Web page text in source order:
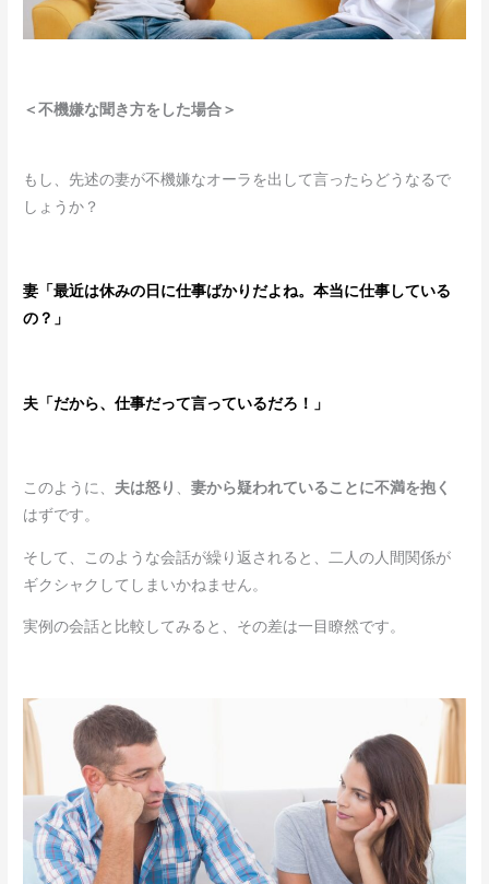
＜不機嫌な聞き方をした場合＞
もし、先述の妻が不機嫌なオーラを出して言ったらどうなるで
しょうか？
妻「最近は休みの日に仕事ばかりだよね。本当に仕事している
の？」
夫「だから、仕事だって言っているだろ！」
このように、夫は怒り 、妻から疑われていることに不満を抱く
はずです。
そして、このような会話が繰り返されると、二人の人間関係が
ギクシャクしてしまいかねません。
実例の会話と比較してみると、その差は一目瞭然です。